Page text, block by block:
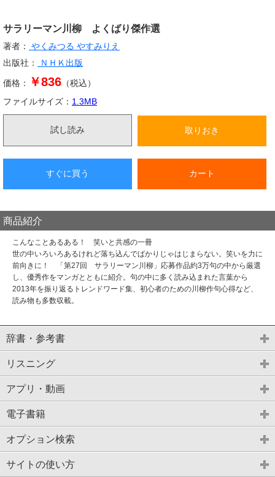
サラリーマン川柳 よくばり傑作選
著者： やくみつる やすみりえ
出版社：
ＮＨＫ出版
価格： ￥836 （税込）
ファイルサイズ： 1.3MB
試し読み 取りおき
すぐに買う カート
商品紹介
こんなことあるある！ 笑いと共感の一冊
世の中いろいろあるけれど落ち込んでばかりじゃはじまらない。笑いを力に
前向きに！ 「第27回 サラリーマン川柳」応募作品約3万句の中から厳選
し、優秀作をマンガとともに紹介。句の中に多く読み込まれた言葉から
2013年を振り返るトレンドワード集、初心者のための川柳作句心得など、
読み物も多数収載。
辞書・参考書
リスニング
アプリ・動画
電子書籍
オプション検索
サイトの使い方